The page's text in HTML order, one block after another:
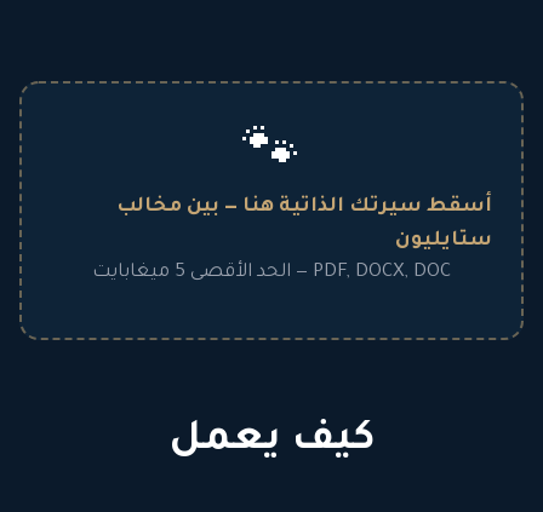
🐾
أسقط سيرتك الذاتية هنا — بين مخالب
ستايليون
PDF, DOCX, DOC — الحد الأقصى 5 ميغابايت
كيف يعمل